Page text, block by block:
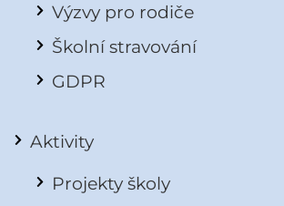
Výzvy pro rodiče
Školní stravování
GDPR
Aktivity
Projekty školy